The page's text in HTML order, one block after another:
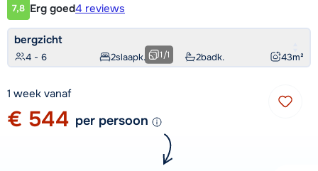
Klantwaardering
7,8 Erg goed4 reviews
bergzicht
4 - 6 2slaapk. 2badk. 43m²
1/1
1 week vanaf
€ 544 per persoon